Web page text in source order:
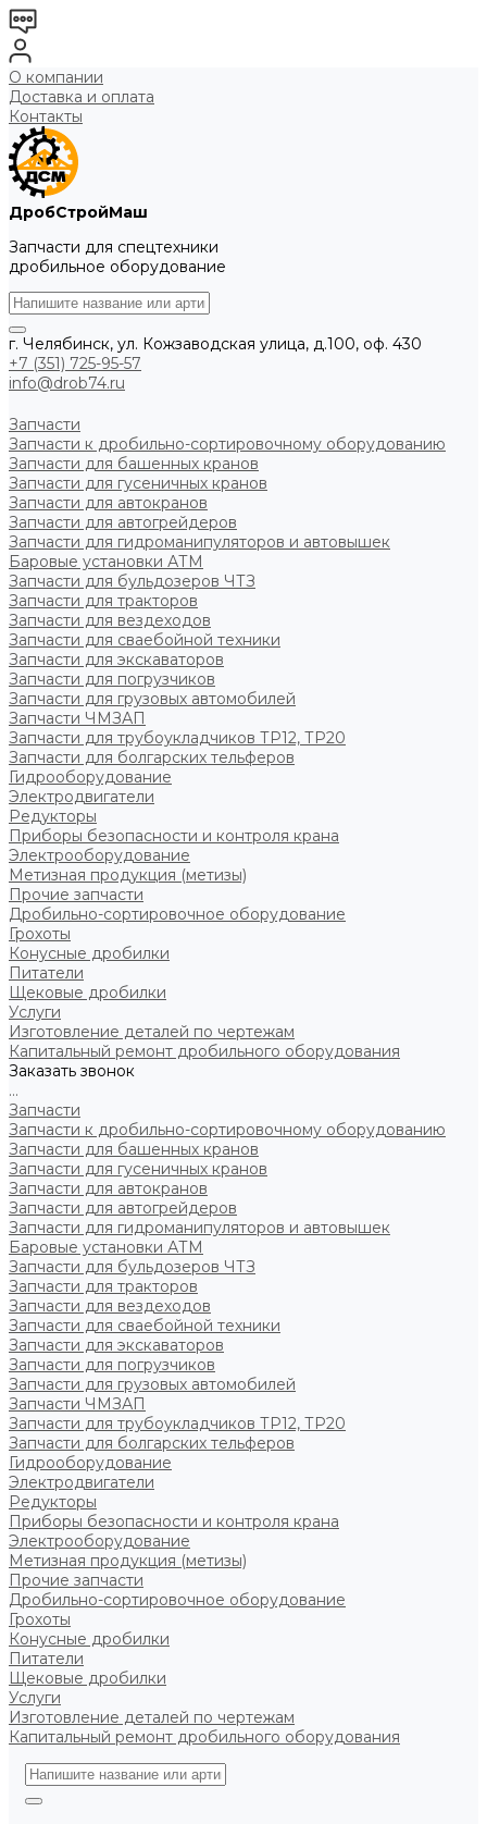
О компании
Доставка и оплата
Контакты
ДробСтройМаш
Запчасти для спецтехники
дробильное оборудование
г. Челябинск, ул. Кожзаводская улица, д.100, оф. 430
+7 (351) 725-95-57
info@drob74.ru
Запчасти
Запчасти к дробильно-сортировочному оборудованию
Запчасти для башенных кранов
Запчасти для гусеничных кранов
Запчасти для автокранов
Запчасти для автогрейдеров
Запчасти для гидроманипуляторов и автовышек
Баровые установки АТМ
Запчасти для бульдозеров ЧТЗ
Запчасти для тракторов
Запчасти для вездеходов
Запчасти для сваебойной техники
Запчасти для экскаваторов
Запчасти для погрузчиков
Запчасти для грузовых автомобилей
Запчасти ЧМЗАП
Запчасти для трубоукладчиков ТР12, ТР20
Запчасти для болгарских тельферов
Гидрооборудование
Электродвигатели
Редукторы
Приборы безопасности и контроля крана
Электрооборудование
Метизная продукция (метизы)
Прочие запчасти
Дробильно-сортировочное оборудование
Грохоты
Конусные дробилки
Питатели
Щековые дробилки
Услуги
Изготовление деталей по чертежам
Капитальный ремонт дробильного оборудования
Заказать звонок
...
Запчасти
Запчасти к дробильно-сортировочному оборудованию
Запчасти для башенных кранов
Запчасти для гусеничных кранов
Запчасти для автокранов
Запчасти для автогрейдеров
Запчасти для гидроманипуляторов и автовышек
Баровые установки АТМ
Запчасти для бульдозеров ЧТЗ
Запчасти для тракторов
Запчасти для вездеходов
Запчасти для сваебойной техники
Запчасти для экскаваторов
Запчасти для погрузчиков
Запчасти для грузовых автомобилей
Запчасти ЧМЗАП
Запчасти для трубоукладчиков ТР12, ТР20
Запчасти для болгарских тельферов
Гидрооборудование
Электродвигатели
Редукторы
Приборы безопасности и контроля крана
Электрооборудование
Метизная продукция (метизы)
Прочие запчасти
Дробильно-сортировочное оборудование
Грохоты
Конусные дробилки
Питатели
Щековые дробилки
Услуги
Изготовление деталей по чертежам
Капитальный ремонт дробильного оборудования